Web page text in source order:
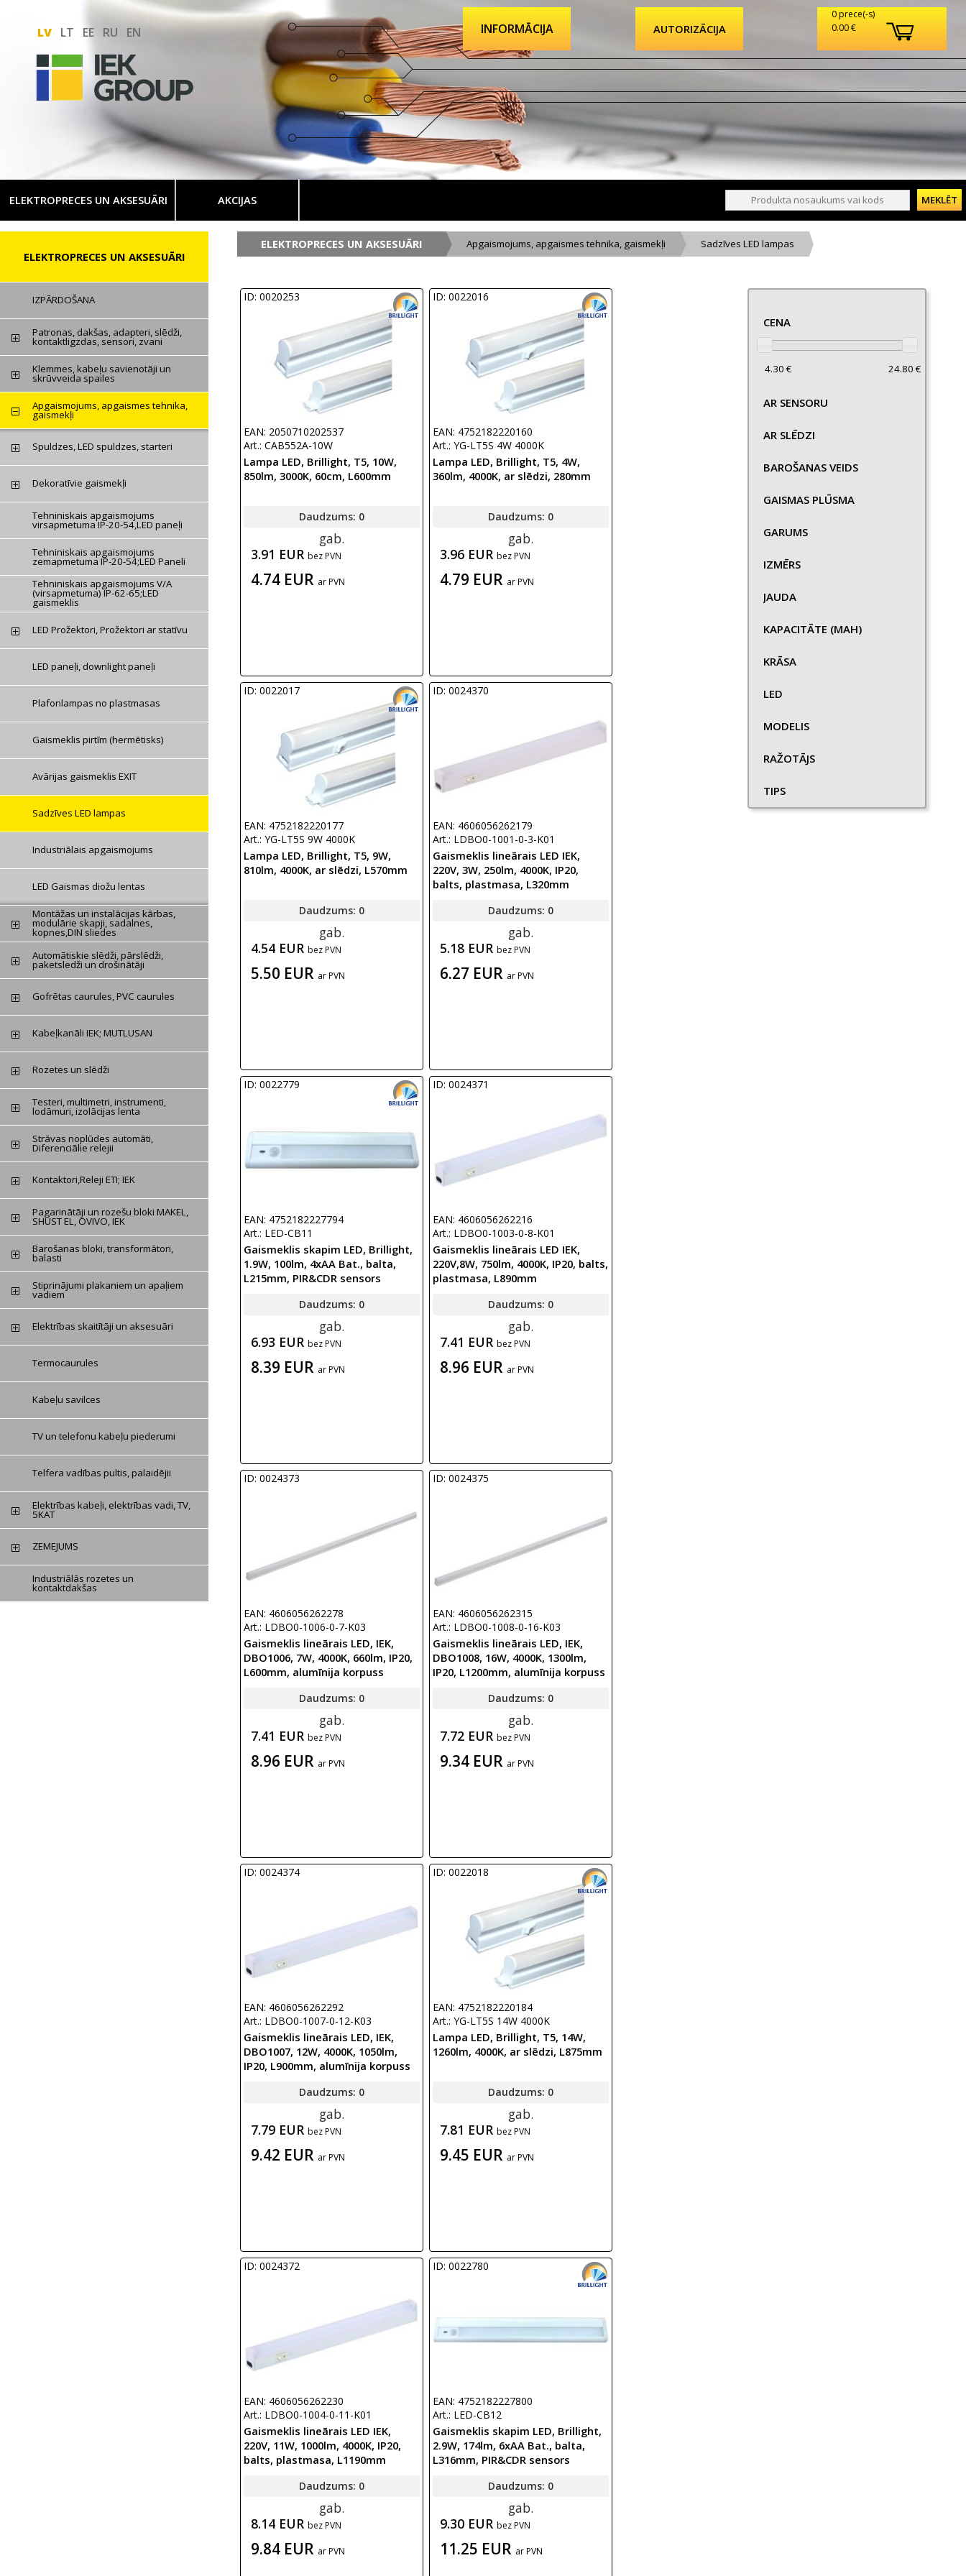
INFORMĀCIJA
0 prece(-s)
0.00 €
AUTORIZĀCIJA
LV LT EE RU EN
ELEKTROPRECES UN AKSESUĀRI AKCIJAS
ELEKTROPRECES UN AKSESUĀRI
IZPĀRDOŠANA
Patronas, dakšas, adapteri, slēdži,
kontaktligzdas, sensori, zvani
Klemmes, kabeļu savienotāji un
skrūvveida spailes
Apgaismojums, apgaismes tehnika,
gaismekļi
Spuldzes, LED spuldzes, starteri
Dekoratīvie gaismekļi
Tehniniskais apgaismojums
virsapmetuma IP-20-54,LED paneļi
Tehniniskais apgaismojums
zemapmetuma IP-20-54;LED Paneli
Tehniniskais apgaismojums V/A
(virsapmetuma) IP-62-65;LED
gaismeklis
LED Prožektori, Prožektori ar statīvu
LED paneļi, downlight paneļi
Plafonlampas no plastmasas
Gaismeklis pirtīm (hermētisks)
Avārijas gaismeklis EXIT
Sadzīves LED lampas
Industriālais apgaismojums
LED Gaismas diožu lentas
Montāžas un instalācijas kārbas,
modulārie skapji, sadalnes,
kopnes,DIN sliedes
Automātiskie slēdži, pārslēdži,
paketsledži un drošinātāji
Gofrētas caurules, PVC caurules
Kabeļkanāli IEK; MUTLUSAN
Rozetes un slēdži
Testeri, multimetri, instrumenti,
lodāmuri, izolācijas lenta
Strāvas noplūdes automāti,
Diferenciālie relejii
Kontaktori,Releji ETI; IEK
Pagarinātāji un rozešu bloki MAKEL,
SHUST EL, OVIVO, IEK
Barošanas bloki, transformātori,
balasti
Stiprinājumi plakaniem un apaļiem
vadiem
Elektrības skaitītāji un aksesuāri
Termocaurules
Kabeļu savilces
TV un telefonu kabeļu piederumi
Telfera vadības pultis, palaidējii
Elektrības kabeļi, elektrības vadi, TV,
5KAT
ZEMEJUMS
Industriālās rozetes un
kontaktdakšas
ELEKTROPRECES UN AKSESUĀRI Apgaismojums, apgaismes tehnika, gaismekļi Sadzīves LED lampas
ID: 0020253
EAN: 2050710202537
Art.: CAB552A-10W
Lampa LED, Brillight, T5, 10W,
850lm, 3000K, 60cm, L600mm
Daudzums: 0
gab.
3.91 EUR bez PVN
4.74 EUR ar PVN
ID: 0022016
EAN: 4752182220160
Art.: YG-LT5S 4W 4000K
Lampa LED, Brillight, T5, 4W,
360lm, 4000K, ar slēdzi, 280mm
Daudzums: 0
gab.
3.96 EUR bez PVN
4.79 EUR ar PVN
ID: 0022017
EAN: 4752182220177
Art.: YG-LT5S 9W 4000K
Lampa LED, Brillight, T5, 9W,
810lm, 4000K, ar slēdzi, L570mm
Daudzums: 0
gab.
4.54 EUR bez PVN
5.50 EUR ar PVN
ID: 0024370
EAN: 4606056262179
Art.: LDBO0-1001-0-3-K01
Gaismeklis lineārais LED IEK,
220V, 3W, 250lm, 4000K, IP20,
balts, plastmasa, L320mm
Daudzums: 0
gab.
5.18 EUR bez PVN
6.27 EUR ar PVN
ID: 0022779
EAN: 4752182227794
Art.: LED-CB11
Gaismeklis skapim LED, Brillight,
1.9W, 100lm, 4xAA Bat., balta,
L215mm, PIR&CDR sensors
Daudzums: 0
gab.
6.93 EUR bez PVN
8.39 EUR ar PVN
ID: 0024371
EAN: 4606056262216
Art.: LDBO0-1003-0-8-K01
Gaismeklis lineārais LED IEK,
220V,8W, 750lm, 4000K, IP20, balts,
plastmasa, L890mm
Daudzums: 0
gab.
7.41 EUR bez PVN
8.96 EUR ar PVN
ID: 0024373
EAN: 4606056262278
Art.: LDBO0-1006-0-7-K03
Gaismeklis lineārais LED, IEK,
DBO1006, 7W, 4000K, 660lm, IP20,
L600mm, alumīnija korpuss
Daudzums: 0
gab.
7.41 EUR bez PVN
8.96 EUR ar PVN
ID: 0024375
EAN: 4606056262315
Art.: LDBO0-1008-0-16-K03
Gaismeklis lineārais LED, IEK,
DBO1008, 16W, 4000K, 1300lm,
IP20, L1200mm, alumīnija korpuss
Daudzums: 0
gab.
7.72 EUR bez PVN
9.34 EUR ar PVN
ID: 0024374
EAN: 4606056262292
Art.: LDBO0-1007-0-12-K03
Gaismeklis lineārais LED, IEK,
DBO1007, 12W, 4000K, 1050lm,
IP20, L900mm, alumīnija korpuss
Daudzums: 0
gab.
7.79 EUR bez PVN
9.42 EUR ar PVN
ID: 0022018
EAN: 4752182220184
Art.: YG-LT5S 14W 4000K
Lampa LED, Brillight, T5, 14W,
1260lm, 4000K, ar slēdzi, L875mm
Daudzums: 0
gab.
7.81 EUR bez PVN
9.45 EUR ar PVN
ID: 0024372
EAN: 4606056262230
Art.: LDBO0-1004-0-11-K01
Gaismeklis lineārais LED IEK,
220V, 11W, 1000lm, 4000K, IP20,
balts, plastmasa, L1190mm
Daudzums: 0
gab.
8.14 EUR bez PVN
9.84 EUR ar PVN
ID: 0022780
EAN: 4752182227800
Art.: LED-CB12
Gaismeklis skapim LED, Brillight,
2.9W, 174lm, 6xAA Bat., balta,
L316mm, PIR&CDR sensors
Daudzums: 0
gab.
9.30 EUR bez PVN
11.25 EUR ar PVN
CENA
AR SENSORU
AR SLĒDZI
BAROŠANAS VEIDS
GAISMAS PLŪSMA
GARUMS
IZMĒRS
JAUDA
KAPACITĀTE (MAH)
KRĀSA
LED
MODELIS
RAŽOTĀJS
TIPS